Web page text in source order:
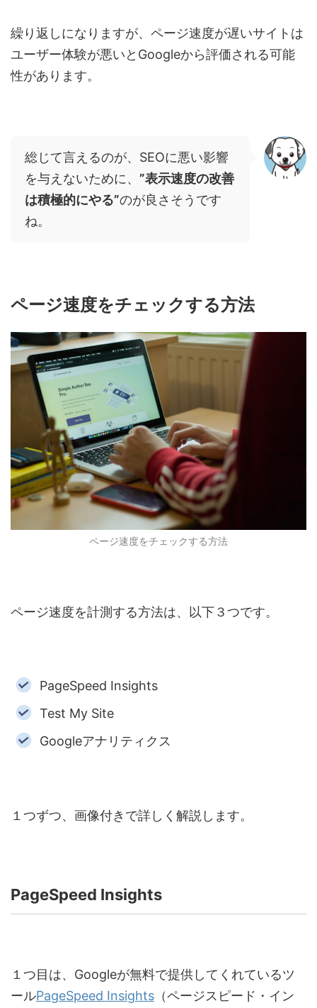
繰り返しになりますが、ページ速度が遅いサイトは
ユーザー体験が悪いとGoogleから評価される可能
性があります。
総じて言えるのが、SEOに悪い影響
を与えないために、 ”表示速度の改善
は積極的にやる”のが良さそうです
ね。
ページ速度をチェックする方法
ページ速度をチェックする方法
ページ速度を計測する方法は、以下３つです。
PageSpeed Insights
Test My Site
Googleアナリティクス
１つずつ、画像付きで詳しく解説します。
PageSpeed Insights
１つ目は、Googleが無料で提供してくれているツ
ールPageSpeed Insights （ページスピード・イン